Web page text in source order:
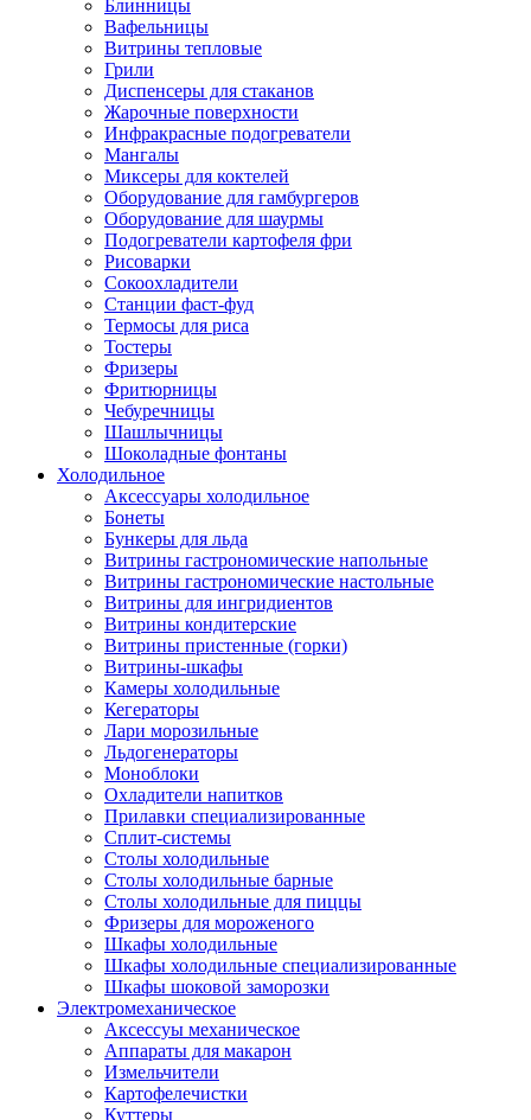
Блинницы
Вафельницы
Витрины тепловые
Грили
Диспенсеры для стаканов
Жарочные поверхности
Инфракрасные подогреватели
Мангалы
Миксеры для коктелей
Оборудование для гамбургеров
Оборудование для шаурмы
Подогреватели картофеля фри
Рисоварки
Сокоохладители
Станции фаст-фуд
Термосы для риса
Тостеры
Фризеры
Фритюрницы
Чебуречницы
Шашлычницы
Шоколадные фонтаны
Холодильное
Аксессуары холодильное
Бонеты
Бункеры для льда
Витрины гастрономические напольные
Витрины гастрономические настольные
Витрины для ингридиентов
Витрины кондитерские
Витрины пристенные (горки)
Витрины-шкафы
Камеры холодильные
Кегераторы
Лари морозильные
Льдогенераторы
Моноблоки
Охладители напитков
Прилавки специализированные
Сплит-системы
Столы холодильные
Столы холодильные барные
Столы холодильные для пиццы
Фризеры для мороженого
Шкафы холодильные
Шкафы холодильные специализированные
Шкафы шоковой заморозки
Электромеханическое
Аксессуы механическое
Аппараты для макарон
Измельчители
Картофелечистки
Куттеры